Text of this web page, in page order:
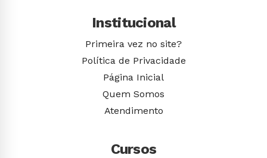
Institucional
Primeira vez no site?
Política de Privacidade
Página Inicial
Quem Somos
Atendimento
Cursos